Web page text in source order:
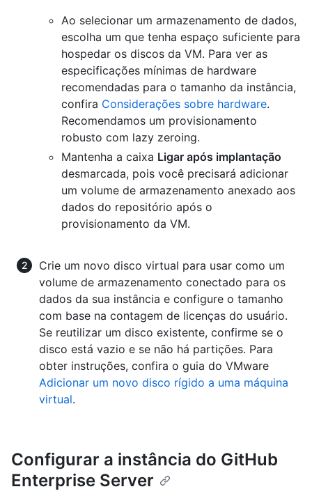
Ao selecionar um armazenamento de dados,
escolha um que tenha espaço suficiente para
hospedar os discos da VM. Para ver as
especificações mínimas de hardware
recomendadas para o tamanho da instância,
confira Considerações sobre hardware.
Recomendamos um provisionamento
robusto com lazy zeroing.
Mantenha a caixa Ligar após implantação
desmarcada, pois você precisará adicionar
um volume de armazenamento anexado aos
dados do repositório após o
provisionamento da VM.
Crie um novo disco virtual para usar como um
volume de armazenamento conectado para os
dados da sua instância e configure o tamanho
com base na contagem de licenças do usuário.
Se reutilizar um disco existente, confirme se o
disco está vazio e se não há partições. Para
obter instruções, confira o guia do VMware
Adicionar um novo disco rígido a uma máquina
virtual.
Configurar a instância do GitHub
Enterprise Server